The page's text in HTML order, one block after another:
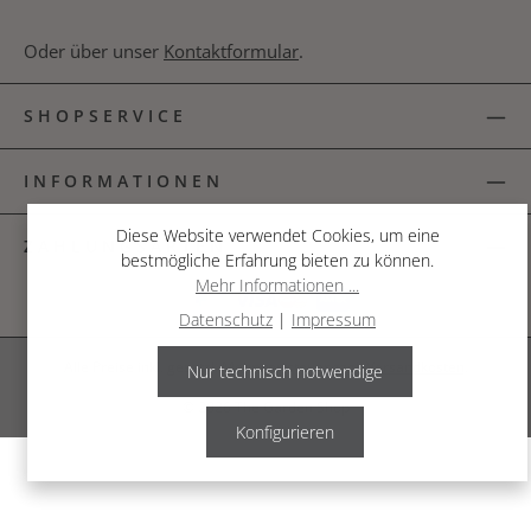
Oder über unser Kontaktformular.
SHOPSERVICE
INFORMATIONEN
ZAHLUNGSARTEN
© 2026 The Garden Shop
Alle Preise inkl. gesetzl. Mehrwertsteuer zzgl.Versandkosten
Diese Website verwendet Cookies, um eine
bestmögliche Erfahrung bieten zu können.
Mehr Informationen ...
Datenschutz | Impressum
Nur technisch notwendige
Konfigurieren